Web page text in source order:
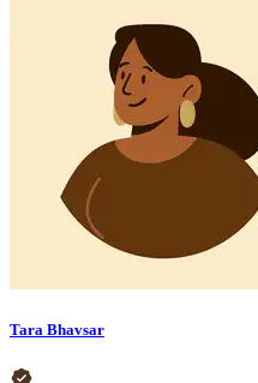
Tara Bhavsar